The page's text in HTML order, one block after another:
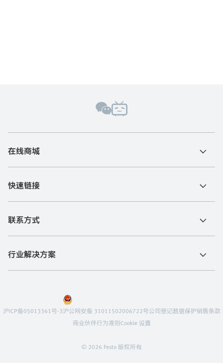
在线商城
快速链接
联系方式
行业解决方案
© 2026 Festo 版权所有
沪ICP备05013361号-3沪公网安备 31011502006722号公司登记数据保护销售条款
商业伙伴行为准则Cookie 设置